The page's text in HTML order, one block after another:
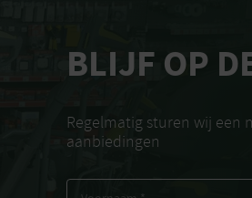
BLIJF OP
Regelmatig sturen wij een
aanbiedingen